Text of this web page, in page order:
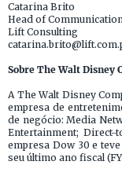
Catarina Brito
Head of
Lift Consulting
Sobre The Walt Disney
A The Walt Disney
empresa de
de negócio: Media
Entertainment; Direct-
empresa Dow 30 e
seu último ano fiscal